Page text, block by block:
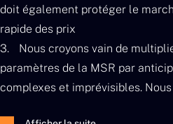
doit également protéger le
rapide des prix
Nous croyons vain de
paramètres de la MSR par
complexes et imprévisibles.